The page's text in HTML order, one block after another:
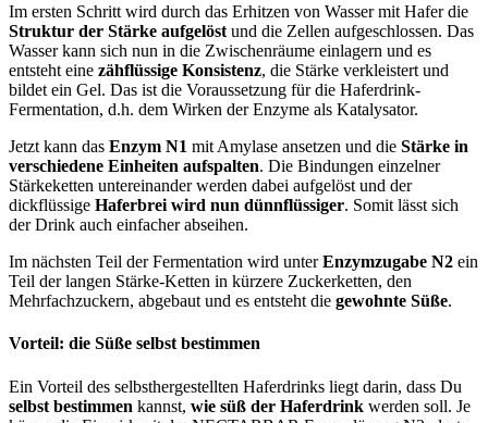
Im ersten Schritt wird durch das Erhitzen von Wasser mit Hafer die
Struktur der Stärke aufgelöst und die Zellen aufgeschlossen. Das
Wasser kann sich nun in die Zwischenräume einlagern und es
entsteht eine zähflüssige Konsistenz, die Stärke verkleistert und
bildet ein Gel. Das ist die Voraussetzung für die Haferdrink-
Fermentation, d.h. dem Wirken der Enzyme als Katalysator.
Jetzt kann das Enzym N1 mit Amylase ansetzen und die Stärke in
verschiedene Einheiten aufspalten. Die Bindungen einzelner
Stärkeketten untereinander werden dabei aufgelöst und der
dickflüssige Haferbrei wird nun dünnflüssiger. Somit lässt sich
der Drink auch einfacher abseihen.
Im nächsten Teil der Fermentation wird unterEnzymzugabe N2 ein
Teil der langen Stärke-Ketten in kürzere Zuckerketten, den
Mehrfachzuckern, abgebaut und es entsteht die gewohnte Süße.
Vorteil: die Süße selbst bestimmen
Ein Vorteil des selbsthergestellten Haferdrinks liegt darin, dass Du
selbst bestimmen kannst, wie süß der Haferdrink werden soll. Je